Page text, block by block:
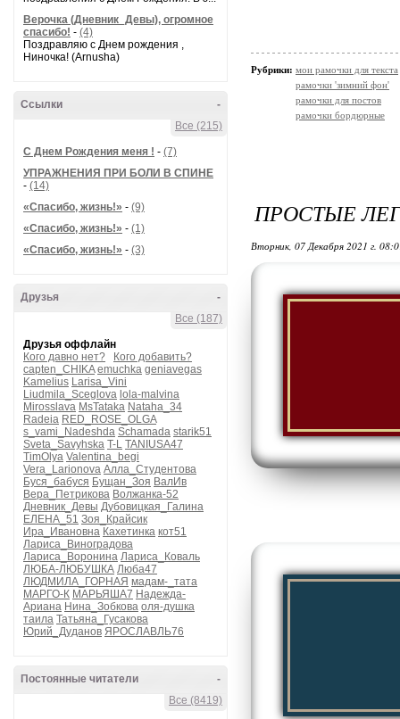
Верочка (Дневник_Девы), огромное
спасибо! - (4)
Поздравляю с Днем рождения ,
Ниночка! (Arnusha)
-
Ссылки
Все (215)
С Днем Рождения меня ! - (7)
УПРАЖНЕНИЯ ПРИ БОЛИ В СПИНЕ
- (14)
«Спасибо, жизнь!» - (9)
«Спасибо, жизнь!» - (1)
«Спасибо, жизнь!» - (3)
-
Друзья
Все (187)
Друзья оффлайн
Кого давно нет?
Кого добавить?
capten_CHIKA emuchka geniavegas
Kamelius Larisa_Vini
Liudmila_Sceglova lola-malvina
Mirosslava MsTataka Nataha_34
Radeia RED_ROSE_OLGA
s_vami_Nadeshda Schamada starik51
Sveta_Savyhska T-L TANIUSA47
TimOlya Valentina_begi
Vera_Larionova Алла_Студентова
Буся_бабуся Бущан_Зоя ВалИв
Вера_Петрикова Волжанка-52
Дневник_Девы Дубовицкая_Галина
ЕЛЕНА_51 Зоя_Крайсик
Ира_Ивановна Кахетинка кот51
Лариса_Виноградова
Лариса_Воронина Лариса_Коваль
ЛЮБА-ЛЮБУШКА Люба47
ЛЮДМИЛА_ГОРНАЯ мадам-_тата
МАРГО-К МАРЬЯША7 Надежда-
Ариана Нина_Зобкова оля-душка
таила Татьяна_Гусакова
Юрий_Дуданов ЯРОСЛАВЛЬ76
-
Постоянные читатели
Все (8419)
Рубрики: мои рамочки для текста
рамочки 'зимний фон'
рамочки для постов
рамочки бордюрные
ПРОСТЫЕ
Вторник, 07 Декабря 2021 г.